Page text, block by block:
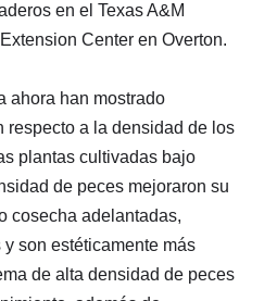
en el Texas A&M
Center en Overton.
ahora han mostrado
respecto a la densidad de los
plantas cultivadas bajo
de peces mejoraron su
cosecha adelantadas,
son estéticamente más
de alta densidad de peces